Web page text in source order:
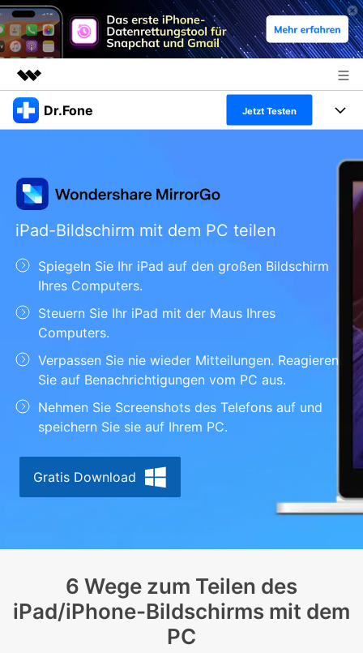
Top-Produkte
Überblick
Lösungen
Über uns
Presseraum
Shop
Support
Dr.Fone Jetzt Testen
Alles-in-einem-Toolkit
Weitere Tools und Apps
Full Toolkit anzeigen >
Lösungen
Entdecken Sie weitere Dr.Fone-Lösungen
Lernen und Unterstützung
Ressourcen & Lernen
Hilfe und Unterstützung erhalten
Android 16 FRP-Umgehung
DOWNLOAD
Suchen
iPad-Bildschirm mit dem PC teilen
Spiegeln Sie Ihr iPad auf den großen Bildschirm
Ihres Computers.
Steuern Sie Ihr iPad mit der Maus Ihres
Computers.
Verpassen Sie nie wieder Mitteilungen. Reagieren
Sie auf Benachrichtigungen vom PC aus.
Nehmen Sie Screenshots des Telefons auf und
speichern Sie sie auf Ihrem PC.
Gratis Download
6 Wege zum Teilen des
iPad/iPhone-Bildschirms mit dem
PC